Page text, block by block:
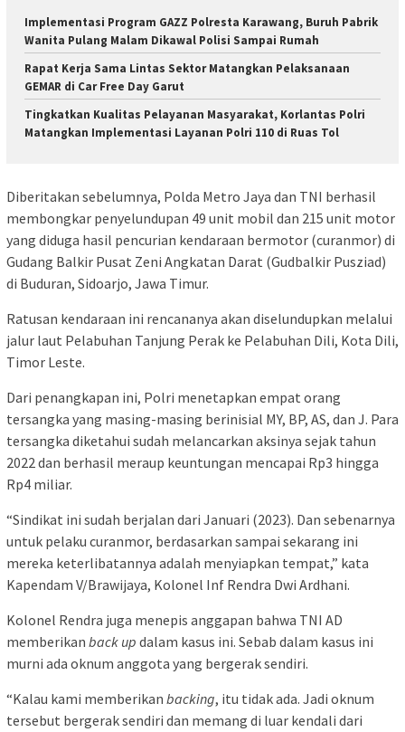
Implementasi Program GAZZ Polresta Karawang, Buruh Pabrik
Wanita Pulang Malam Dikawal Polisi Sampai Rumah
Rapat Kerja Sama Lintas Sektor Matangkan Pelaksanaan
GEMAR di Car Free Day Garut
Tingkatkan Kualitas Pelayanan Masyarakat, Korlantas Polri
Matangkan Implementasi Layanan Polri 110 di Ruas Tol
Diberitakan sebelumnya, Polda Metro Jaya dan TNI berhasil
membongkar penyelundupan 49 unit mobil dan 215 unit motor
yang diduga hasil pencurian kendaraan bermotor (curanmor) di
Gudang Balkir Pusat Zeni Angkatan Darat (Gudbalkir Pusziad)
di Buduran, Sidoarjo, Jawa Timur.
Ratusan kendaraan ini rencananya akan diselundupkan melalui
jalur laut Pelabuhan Tanjung Perak ke Pelabuhan Dili, Kota Dili,
Timor Leste.
Dari penangkapan ini, Polri menetapkan empat orang
tersangka yang masing-masing berinisial MY, BP, AS, dan J. Para
tersangka diketahui sudah melancarkan aksinya sejak tahun
2022 dan berhasil meraup keuntungan mencapai Rp3 hingga
Rp4 miliar.
“Sindikat ini sudah berjalan dari Januari (2023). Dan sebenarnya
untuk pelaku curanmor, berdasarkan sampai sekarang ini
mereka keterlibatannya adalah menyiapkan tempat,” kata
Kapendam V/Brawijaya, Kolonel Inf Rendra Dwi Ardhani.
Kolonel Rendra juga menepis anggapan bahwa TNI AD
memberikan back up dalam kasus ini. Sebab dalam kasus ini
murni ada oknum anggota yang bergerak sendiri.
“Kalau kami memberikan backing, itu tidak ada. Jadi oknum
tersebut bergerak sendiri dan memang di luar kendali dari